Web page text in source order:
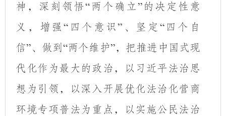
神，深刻领悟“两个确立”的决定性意
义，增强“ 四个意识” 、坚定 “四个自
信”、做到“两个维护”，把推进中国式现
代化作为最大的政治，以习近平法治思
想为引领，以深入开展优化法治化营商
环境专项普法为重点，以实施公民法治